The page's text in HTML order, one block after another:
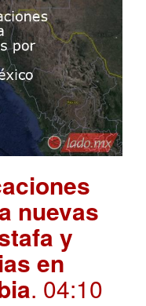
nuevas
y
en
. 04:10